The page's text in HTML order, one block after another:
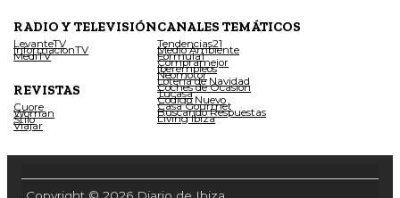
RADIO Y TELEVISIÓN
LevanteTV
InformacionTV
MediTV
REVISTAS
Cuore
Woman
Stilo
Viajar
CANALES TEMÁTICOS
Tendencias21
Medio Ambiente
Fórmula1
Compramejor
Iberempleos
Neomotor
Lotería de Navidad
Coches de Ocasión
Tucasa
Código Nuevo
Casa Gourmet
Buscando Respuestas
Living Ibiza
Copyright © 2026 Diario de Ibiza